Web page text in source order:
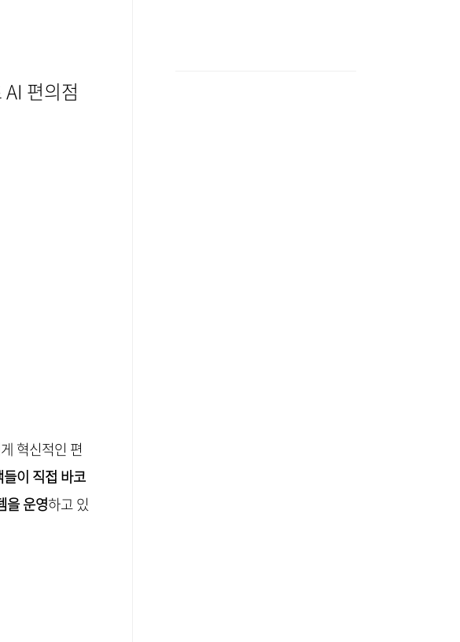
편의점
혁신적인 편
들이 직접 바코
을 운영하고 있